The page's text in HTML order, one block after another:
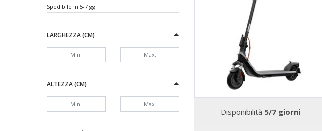
Niu
Smartway
Xiaomi
Spedibile in 5-7 gg
LARGHEZZA (CM)
ALTEZZA (CM)
Disponibilità 5/7 giorni